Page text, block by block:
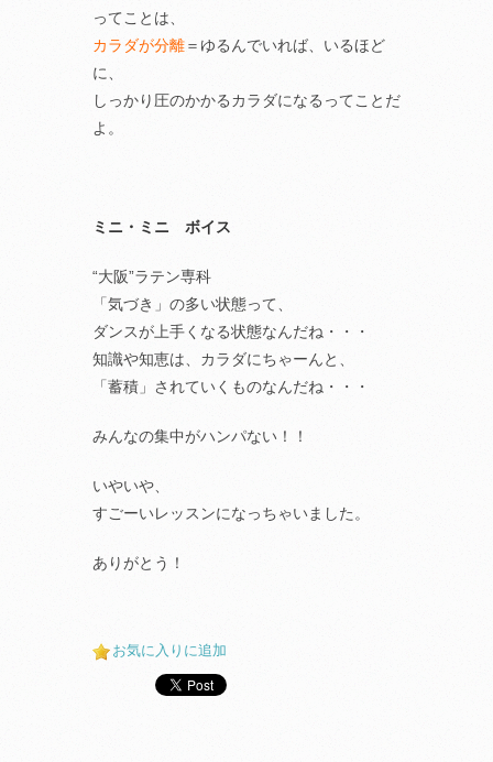
ってことは、
カラダが分離＝ゆるんでいれば、いるほど
に、
しっかり圧のかかるカラダになるってことだ
よ。
ミニ・ミニ ボイス
“大阪”ラテン専科
「気づき」の多い状態って、
ダンスが上手くなる状態なんだね・・・
知識や知恵は、カラダにちゃーんと、
「蓄積」されていくものなんだね・・・
みんなの集中がハンパない！！
いやいや、
すごーいレッスンになっちゃいました。
ありがとう！
お気に入りに追加